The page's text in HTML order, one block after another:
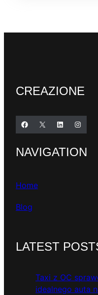
CREAZIONE
Facebook X LinkedIn Instagram
NAVIGATION
Home
Blog
LATEST
Taxi z OC
idealnego auta